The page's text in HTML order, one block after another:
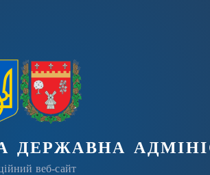
веб-сайт